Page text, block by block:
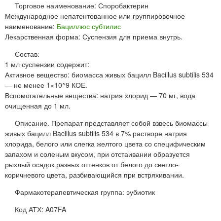
Торговое наименование: Споробактерин
Международное непатентованное или группировочное
наименование: Бациллюс субтилис
Лекарственная форма: Суспензия для приема внутрь.
Состав:
1 мл суспензии содержит:
Активное вещество: биомасса живых бацилл Bacillus subtilis 534
— не менее 1×10^9 КОЕ.
Вспомогательные вещества: натрия хлорид — 70 мг, вода
очищенная до 1 мл.
Описание. Препарат представляет собой взвесь биомассы
живых бацилл Bacillus subtilis 534 в 7% растворе натрия
хлорида, белого или слегка желтого цвета со специфическим
запахом и соленым вкусом, при отстаивании образуется
рыхлый осадок разных оттенков от белого до светло-
коричневого цвета, разбивающийся при встряхивании.
Фармакотерапевтическая группа: эубиотик
Код АТХ: A07FA